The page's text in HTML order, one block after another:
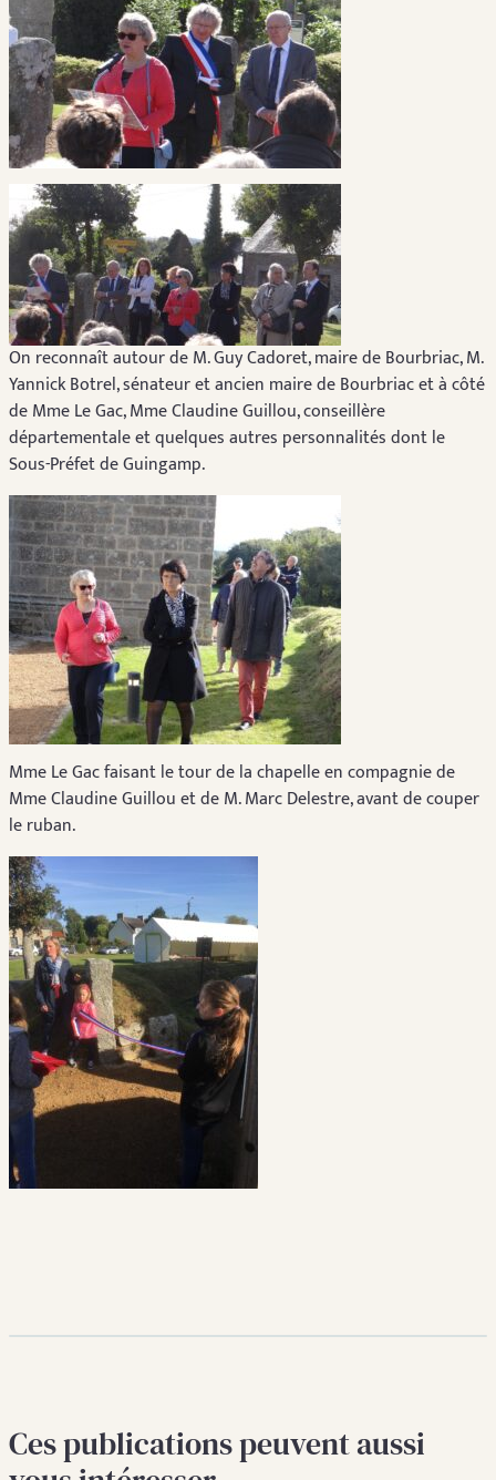
On reconnaît autour de M. Guy Cadoret, maire de Bourbriac, M.
Yannick Botrel, sénateur et ancien maire de Bourbriac et à côté
de Mme Le Gac, Mme Claudine Guillou, conseillère
départementale et quelques autres personnalités dont le
Sous-Préfet de Guingamp.
Mme Le Gac faisant le tour de la chapelle en compagnie de
Mme Claudine Guillou et de M. Marc Delestre, avant de couper
le ruban.
Ces publications peuvent aussi